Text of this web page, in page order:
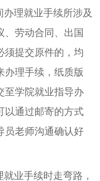
理就业手续所涉及
、劳动合同、出国
须提交原件的，均
办理手续，纸质版
至学院就业指导办
以通过邮寄的方式
员老师沟通确认好
业手续时走弯路，